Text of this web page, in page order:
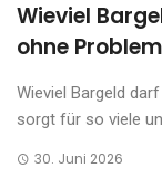
Wieviel
ohne
Wieviel Bargeld
sorgt für so viele
30. Juni 2026